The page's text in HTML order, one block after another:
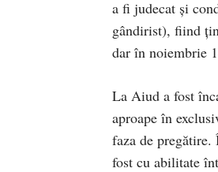
a fi judecat şi
gândirist), fiind
dar în noiembrie
La Aiud a fost
aproape în
faza de
fost cu abilitate